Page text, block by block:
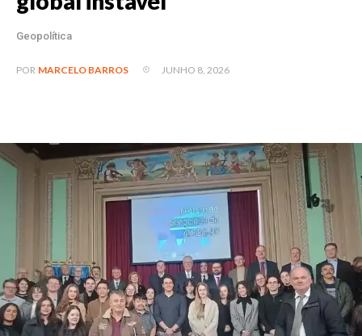
Geopolítica
POR MARCELO BARROS JUNHO 8, 2026